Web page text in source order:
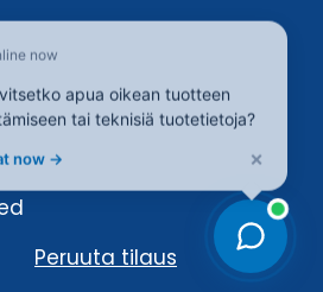
Peruuta tilaus
now
apua oikean tuotteen
tai teknisiä tuotetietoja?
now → ×